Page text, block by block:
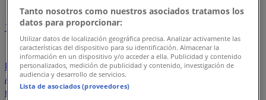
1
Supermercados
Tiendas Departamentales
Farmacias y Salud
Bancos y Servicios
Ropa, Zapatos y
Accesorios
Electrónica Hogar
refrigeradores
lavadoras
Tanto nosotros como nuestros asociados tratamos los
datos para proporcionar:
Utilizar datos de localización geográfica precisa. Analizar activamente las
características del dispositivo para su identificación. Almacenar la
información en un dispositivo y/o acceder a ella. Publicidad y contenido
personalizados, medición de publicidad y contenido, investigación de
audiencia y desarrollo de servicios.
Lista de asociados (proveedores)